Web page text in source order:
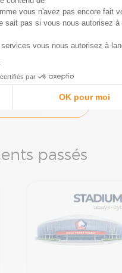
.
passés